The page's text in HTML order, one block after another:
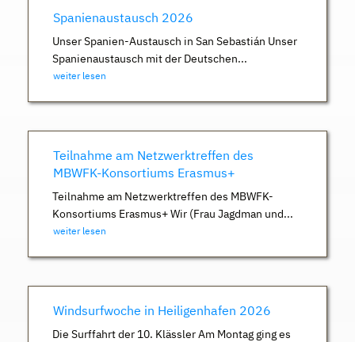
Spanienaustausch 2026
Unser Spanien-Austausch in San Sebastián Unser
Spanienaustausch mit der Deutschen...
weiter lesen
Teilnahme am Netzwerktreffen des
MBWFK-Konsortiums Erasmus+
Teilnahme am Netzwerktreffen des MBWFK-
Konsortiums Erasmus+ Wir (Frau Jagdman und...
weiter lesen
Windsurfwoche in Heiligenhafen 2026
Die Surffahrt der 10. Klässler Am Montag ging es